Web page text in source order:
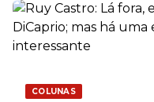
COLUNAS